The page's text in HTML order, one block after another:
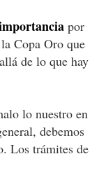
por
Copa Oro que
de lo que hay
lo nuestro en
debemos
Los trámites de